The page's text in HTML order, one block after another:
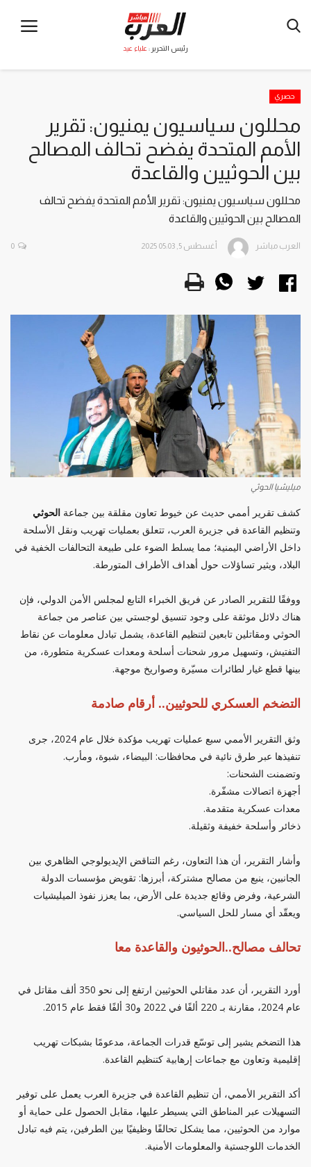
رئيس التحرير : علياء عيد
حصري
محللون سياسيون يمنيون: تقرير
الأمم المتحدة يفضح تحالف المصالح
بين الحوثيين والقاعدة
محللون سياسيون يمنيون: تقرير الأمم المتحدة يفضح تحالف
المصالح بين الحوثيين والقاعدة
العرب مباشر أغسطس 5, 2025 05:03 0
ميليشيا الحوثي
كشف تقرير أممي حديث عن خيوط تعاون مقلقة بين جماعة الحوثي
وتنظيم القاعدة في جزيرة العرب، تتعلق بعمليات تهريب ونقل الأسلحة
داخل الأراضي اليمنية؛ مما يسلط الضوء على طبيعة التحالفات الخفية في
البلاد، ويثير تساؤلات حول أهداف الأطراف المتورطة.
ووفقًا للتقرير الصادر عن فريق الخبراء التابع لمجلس الأمن الدولي، فإن
هناك دلائل موثقة على وجود تنسيق لوجستي بين عناصر من جماعة
الحوثي ومقاتلين تابعين لتنظيم القاعدة، يشمل تبادل معلومات عن نقاط
التفتيش، وتسهيل مرور شحنات أسلحة ومعدات عسكرية متطورة، من
بينها قطع غيار لطائرات مسيّرة وصواريخ موجهة.
التضخم العسكري للحوثيين.. أرقام صادمة
وثق التقرير الأممي سبع عمليات تهريب مؤكدة خلال عام 2024، جرى
تنفيذها عبر طرق نائية في محافظات: البيضاء، شبوة، ومأرب.
وتضمنت الشحنات:
أجهزة اتصالات مشفّرة.
معدات عسكرية متقدمة.
ذخائر وأسلحة خفيفة وثقيلة.
وأشار التقرير، أن هذا التعاون، رغم التناقض الإيديولوجي الظاهري بين
الجانبين، ينبع من مصالح مشتركة، أبرزها: تقويض مؤسسات الدولة
الشرعية، وفرض وقائع جديدة على الأرض، بما يعزز نفوذ الميليشيات
ويعقّد أي مسار للحل السياسي.
تحالف مصالح..الحوثيون والقاعدة معا
أورد التقرير، أن عدد مقاتلي الحوثيين ارتفع إلى نحو 350 ألف مقاتل في
عام 2024، مقارنة بـ 220 ألفًا في 2022 و30 ألفًا فقط عام 2015.
هذا التضخم يشير إلى توسّع قدرات الجماعة، مدعومًا بشبكات تهريب
إقليمية وتعاون مع جماعات إرهابية كتنظيم القاعدة.
أكد التقرير الأممي، أن تنظيم القاعدة في جزيرة العرب يعمل على توفير
التسهيلات عبر المناطق التي يسيطر عليها، مقابل الحصول على حماية أو
موارد من الحوثيين، مما يشكل تحالفًا وظيفيًا بين الطرفين، يتم فيه تبادل
الخدمات اللوجستية والمعلومات الأمنية.